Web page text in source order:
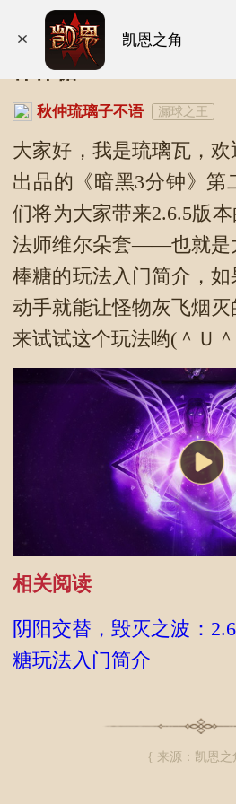
凯恩之角
暗黑“3”分钟第二十三
棒棒糖
秋仲琉璃子不语 漏球之王
大家好，我是琉璃瓦，
出品的《暗黑3分钟》第
们将为大家带来2.6.5版
法师维尔朵套——也就是
棒糖的玩法入门简介，
动手就能让怪物灰飞烟
来试试这个玩法哟(＾Ｕ
相关阅读
阴阳交替，毁灭之波：
糖玩法入门简介
{ 来源：凯恩之